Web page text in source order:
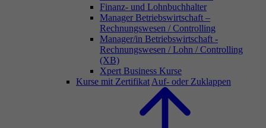
Finanz- und Lohnbuchhalter
Manager Betriebswirtschaft –
Rechnungswesen / Controlling
Manager/in Betriebswirtschaft -
Rechnungswesen / Lohn / Controlling
(XB)
Xpert Business Kurse
Kurse mit Zertifikat Auf- oder Zuklappen